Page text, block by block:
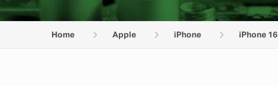
Home Apple iPhone iPhone